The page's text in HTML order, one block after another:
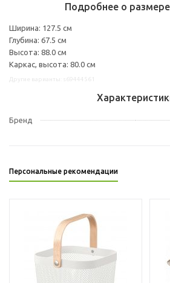
Подробнее о
Ширина: 127.5 см
Глубина: 67.5 см
Высота: 88.0 см
Каркас, высота: 80.0 см
Бренд
Персональные рекомендации